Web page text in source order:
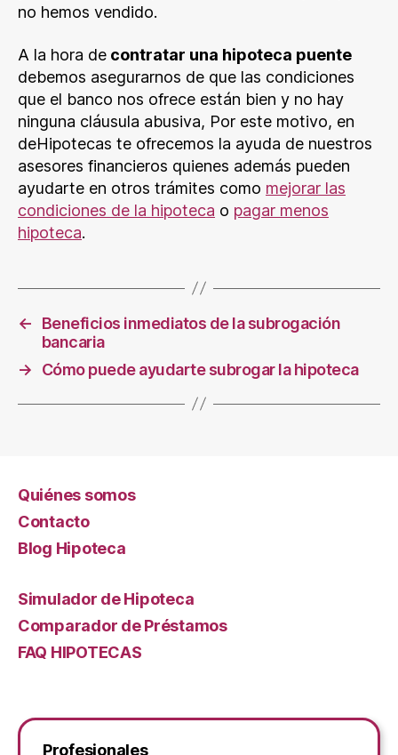
no hemos vendido.
A la hora de contratar una hipoteca puente
debemos asegurarnos de que las condiciones
que el banco nos ofrece están bien y no hay
ninguna cláusula abusiva, Por este motivo, en
deHipotecas te ofrecemos la ayuda de nuestros
asesores financieros quienes además pueden
ayudarte en otros trámites como mejorar las
condiciones de la hipoteca o pagar menos
hipoteca.
←
Beneficios inmediatos de la subrogación
bancaria
→
Cómo puede ayudarte subrogar la hipoteca
Quiénes somos
Contacto
Blog Hipoteca
Simulador de Hipoteca
Comparador de Préstamos
FAQ HIPOTECAS
Profesionales